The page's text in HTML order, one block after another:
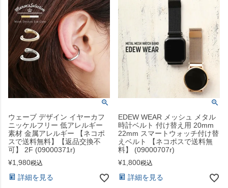
ウェーブ デザイン イヤーカフ
ニッケルフリー 低アレルギー
素材 金属アレルギー 【ネコポ
スで送料無料】【返品交換不
可】 2F (09000371r)
¥1,980税込
詳細を見る
EDEW WEAR メッシュ メタル
時計ベルト 付け替え用 20mm
22mm スマートウォッチ付け替
えベルト 【ネコポスで送料無
料】 (09000707r)
¥1,800税込
詳細を見る